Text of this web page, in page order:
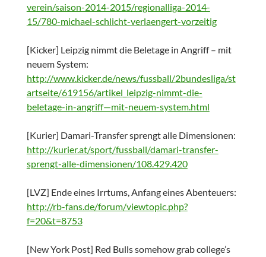
verein/saison-2014-2015/regionalliga-2014-
15/780-michael-schlicht-verlaengert-vorzeitig
[Kicker] Leipzig nimmt die Beletage in Angriff – mit
neuem System:
http://www.kicker.de/news/fussball/2bundesliga/st
artseite/619156/artikel_leipzig-nimmt-die-
beletage-in-angriff—mit-neuem-system.html
[Kurier] Damari-Transfer sprengt alle Dimensionen:
http://kurier.at/sport/fussball/damari-transfer-
sprengt-alle-dimensionen/108.429.420
[LVZ] Ende eines Irrtums, Anfang eines Abenteuers:
http://rb-fans.de/forum/viewtopic.php?
f=20&t=8753
[New York Post] Red Bulls somehow grab college’s